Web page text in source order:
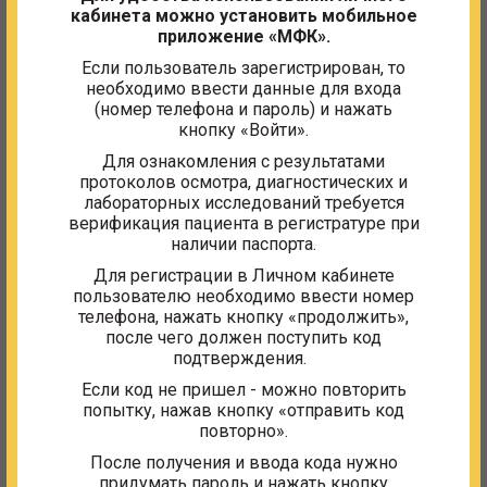
повторный);
Гормональный анализ крови: ПТГ, ТТГ, тестостерон,
ЛГ, пролактин;
УЗИ щитовидной и паращитовидных желез, почек;
Биохимический анализ крови: кальций, фосфор,
натрий, калий, щелочная; фосфатаза, общий белок,
мочевина, креатинин;
Биохимический анализ суточной мочи: кальций,
фосфор, креатинин;
Приём врача-уролога первичный;
Ультразвуковая остеоденситометрия;
Рентгенография грудного и поясничного отделов
позвоночника в боковой проекции;
Забор крови.
С графиком работы специалистов можно
ознакомиться в регистратуре или по телефону:
кабинета можно установить мобильное
приложение «МФК».
Если пользователь зарегистрирован, то
необходимо ввести данные для входа
(номер телефона и пароль) и нажать
кнопку «Войти».
Для ознакомления с результатами
протоколов осмотра, диагностических и
лабораторных исследований требуется
верификация пациента в регистратуре при
наличии паспорта.
Для регистрации в Личном кабинете
пользователю необходимо ввести номер
телефона, нажать кнопку «продолжить»,
после чего должен поступить код
подтверждения.
Если код не пришел - можно повторить
попытку, нажав кнопку «отправить код
повторно».
После получения и ввода кода нужно
придумать пароль и нажать кнопку